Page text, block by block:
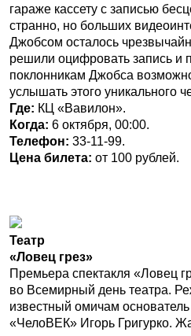
гараже кассету с записью
странно, но больших
Джобсом осталось
решили оцифровать запись и
поклонникам Джобса
услышать этого уникального
Где: КЦ «Вавилон».
Когда: 6 октября, 00:00.
Телефон: 33-11-99.
Цена билета: от 100 рублей.
Театр
«Ловец грез»
Премьера спектакля «Ловец
во Всемирный день театра.
известный омичам основатель
«ЧелоВЕК» Игорь Григурко.